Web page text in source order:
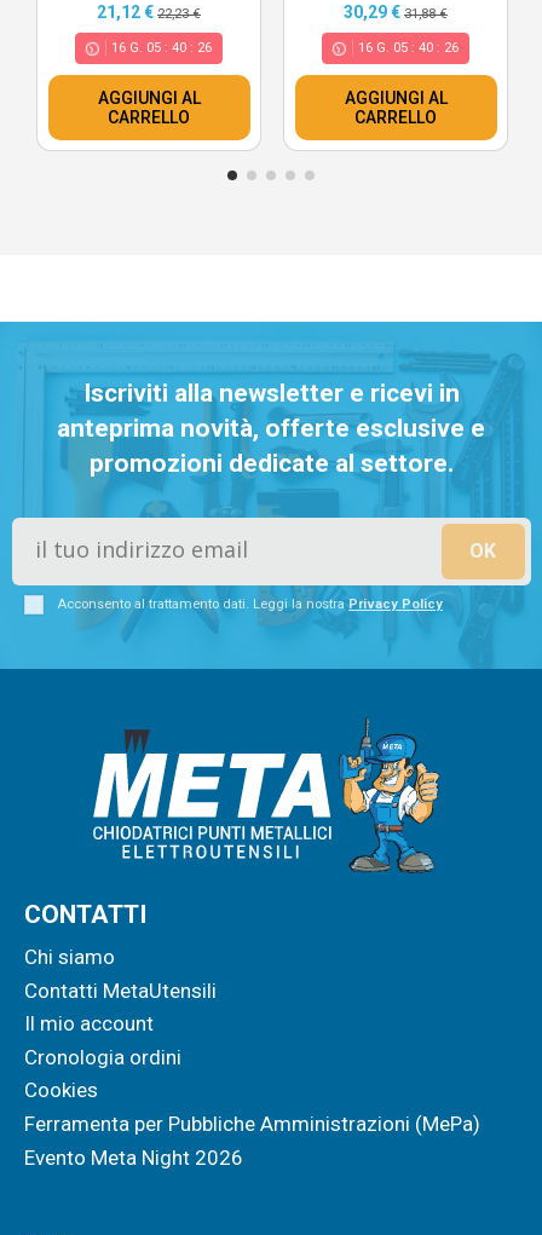
21,12 € 22,23 €
16 G. 05 :40 : 25
AGGIUNGI AL
CARRELLO
30,29 € 31,88 €
16 G. 05 :40 : 25
AGGIUNGI AL
CARRELLO
Iscriviti alla newsletter e ricevi in
anteprima novità, offerte esclusive e
promozioni dedicate al settore.
Acconsento al trattamento dati. Leggi la nostraPrivacy Policy
CONTATTI
Chi siamo
Contatti MetaUtensili
Il mio account
Cronologia ordini
Cookies
Ferramenta per Pubbliche Amministrazioni (MePa)
Evento Meta Night 2026